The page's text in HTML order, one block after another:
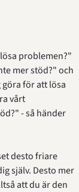
problemen?"
mer stöd?" och
för att lösa
vårt
- så händer
desto friare
själv. Desto mer
att du är den